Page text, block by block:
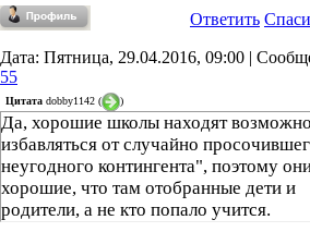
Ответить
Дата: Пятница, 29.04.2016, 09:00 |
55
Цитата dobby1142 ( )
Да, хорошие школы находят
избавляться от случайно
неугодного контингента", поэтому
хорошие, что там отобранные дети и
родители, а не кто попало учится.